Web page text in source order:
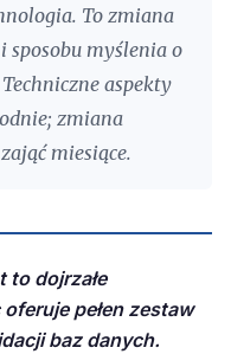
To zmiana
sposobu myślenia o
aspekty
zmiana
miesiące.
dojrzałe
pełen zestaw
baz danych.